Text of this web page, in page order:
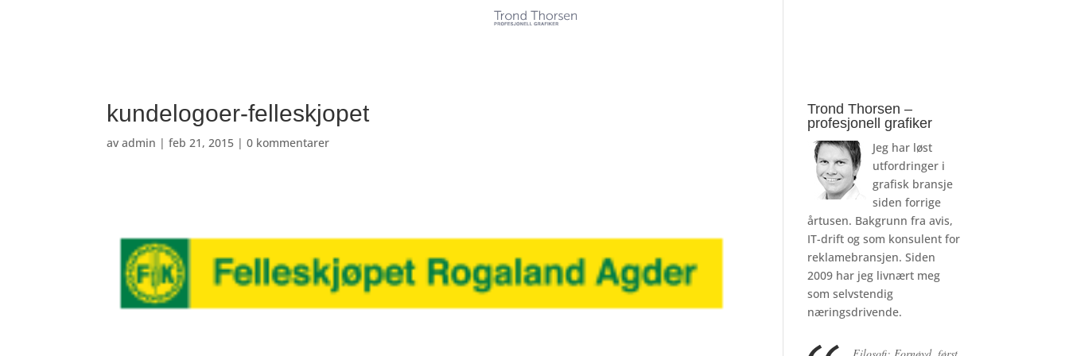
kundelogoer-felleskjopet
avadmin |feb 21, 2015 |0 kommentarer
Trond Thorsen –
profesjonell grafiker
Jeg har løst
utfordringer i
grafisk bransje
siden forrige
årtusen. Bakgrunn fra avis,
IT-drift og som konsulent for
reklamebransjen. Siden
2009 har jeg livnært meg
som selvstendig
næringsdrivende.